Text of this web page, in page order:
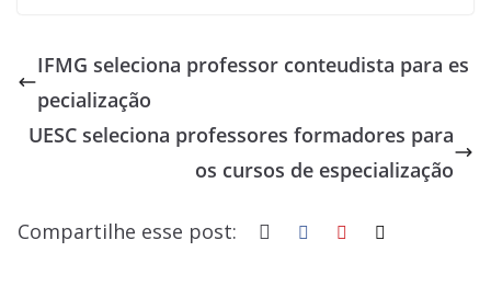
b
o
o
e
sk
y
s
p
k
e
dI
n
a
d
s
ar
e
IFMG seleciona professor conteudista para es
pecialização
UESC seleciona professores formadores para
os cursos de especialização
Compartilhe esse post: